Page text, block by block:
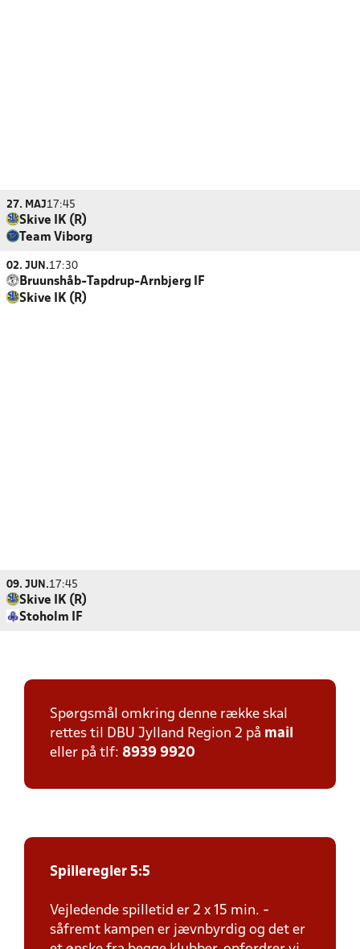
27. MAJ17:45
Skive IK (R)
Team Viborg
02. JUN.17:30
Bruunshåb-Tapdrup-Arnbjerg IF
Skive IK (R)
09. JUN.17:45
Skive IK (R)
Stoholm IF
Spørgsmål omkring denne række skal
rettes til DBU Jylland Region 2 på mail
eller på tlf: 8939 9920
Spilleregler 5:5
Vejledende spilletid er 2 x 15 min. -
såfremt kampen er jævnbyrdig og det er